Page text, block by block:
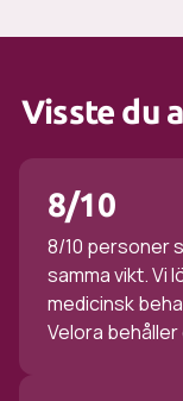
Visste du
8/10
8/10 personer
samma vikt. Vi
medicinsk
Velora behåller